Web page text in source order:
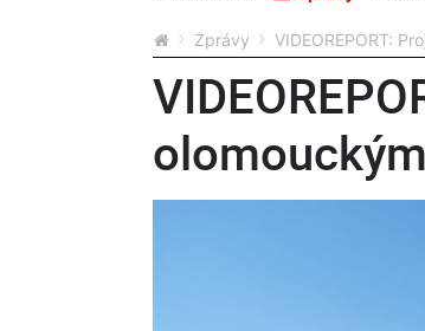
Zprávy VIDEOREPORT: